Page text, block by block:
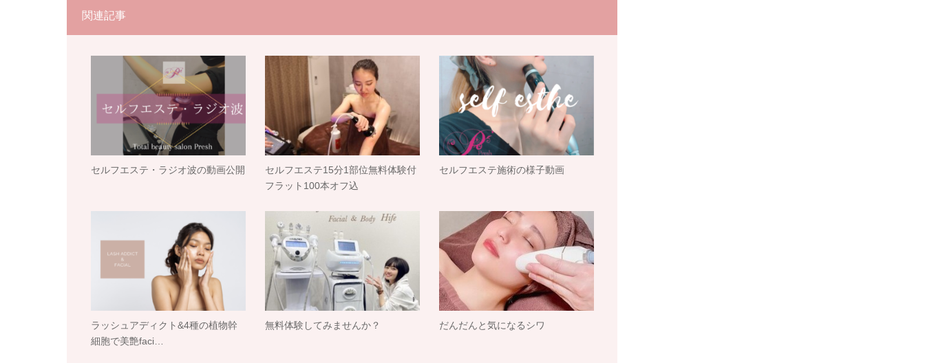
関連記事
セルフエステ・ラジオ波の動画公開
セルフエステ15分1部位無料体験付
フラット100本オフ込
セルフエステ施術の様子動画
ラッシュアディクト&4種の植物幹
細胞で美艶faci…
無料体験してみませんか？ だんだんと気になるシワ